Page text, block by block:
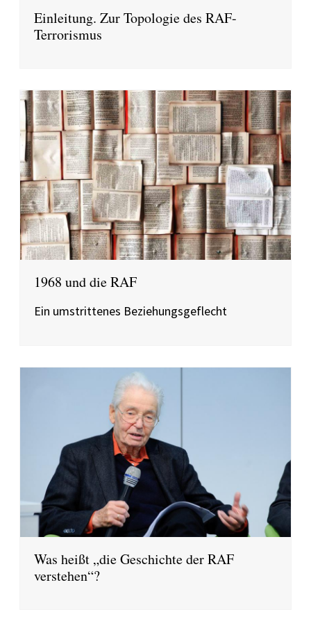
Einleitung. Zur Topologie des RAF-
Terrorismus
1968 und die RAF
Ein umstrittenes Beziehungsgeflecht
Was heißt „die Geschichte der RAF
verstehen“?